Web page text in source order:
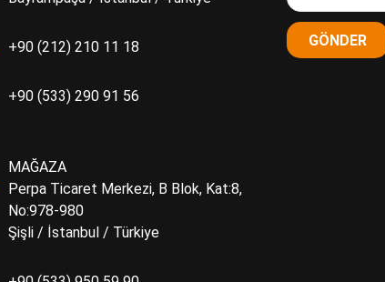
+90 (212) 210 11 18
+90 (533) 290 91 56
MAĞAZA
Perpa Ticaret Merkezi, B Blok, Kat:8,
No:978-980
Şişli / İstanbul / Türkiye
GÖNDER